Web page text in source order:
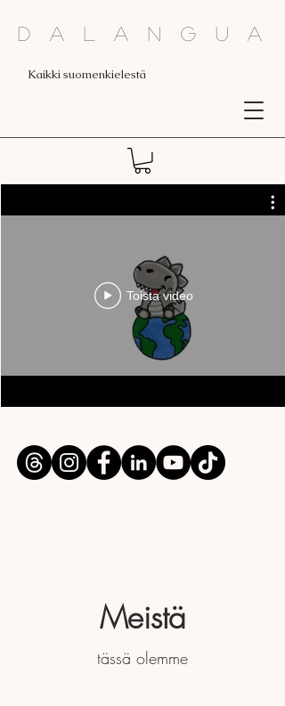
Toista video
Kaikki suomenkielestä
Dalangua
Meistä
tässä olemme